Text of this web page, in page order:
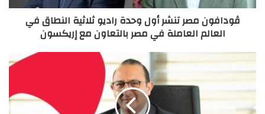
في
العالم
بالتعاون
مع
ڤودافون مصر تنشر أول وحدة راديو ثلاثية النطاق في
العالم العاملة في مصر بالتعاون مع إريكسون
تنمية
الصادرات
مبادرة